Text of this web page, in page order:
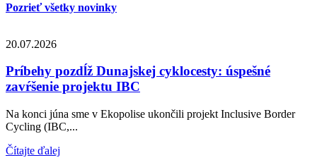
Pozrieť všetky novinky
20.07.2026
Príbehy pozdĺž Dunajskej cyklocesty: úspešné
zavŕšenie projektu IBC
Na konci júna sme v Ekopolise ukončili projekt Inclusive Border
Cycling (IBC,...
Čítajte ďalej